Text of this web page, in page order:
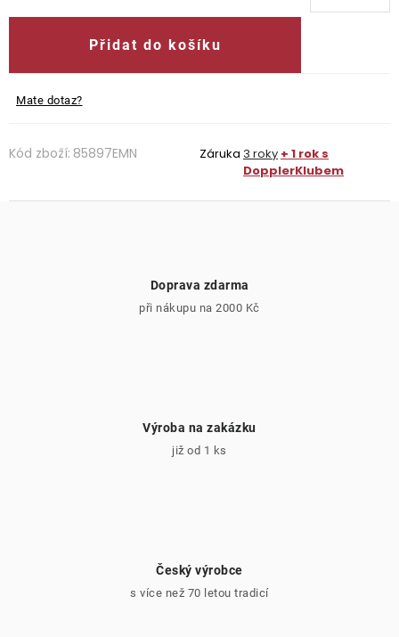
Přidat do košíku
Mate dotaz?
Kód zboží: 85897EMN Záruka 3 roky + 1 rok s
DopplerKlubem
Doprava zdarma
při nákupu na 2000 Kč
Výroba na zakázku
již od 1 ks
Český výrobce
s více než 70 letou tradicí